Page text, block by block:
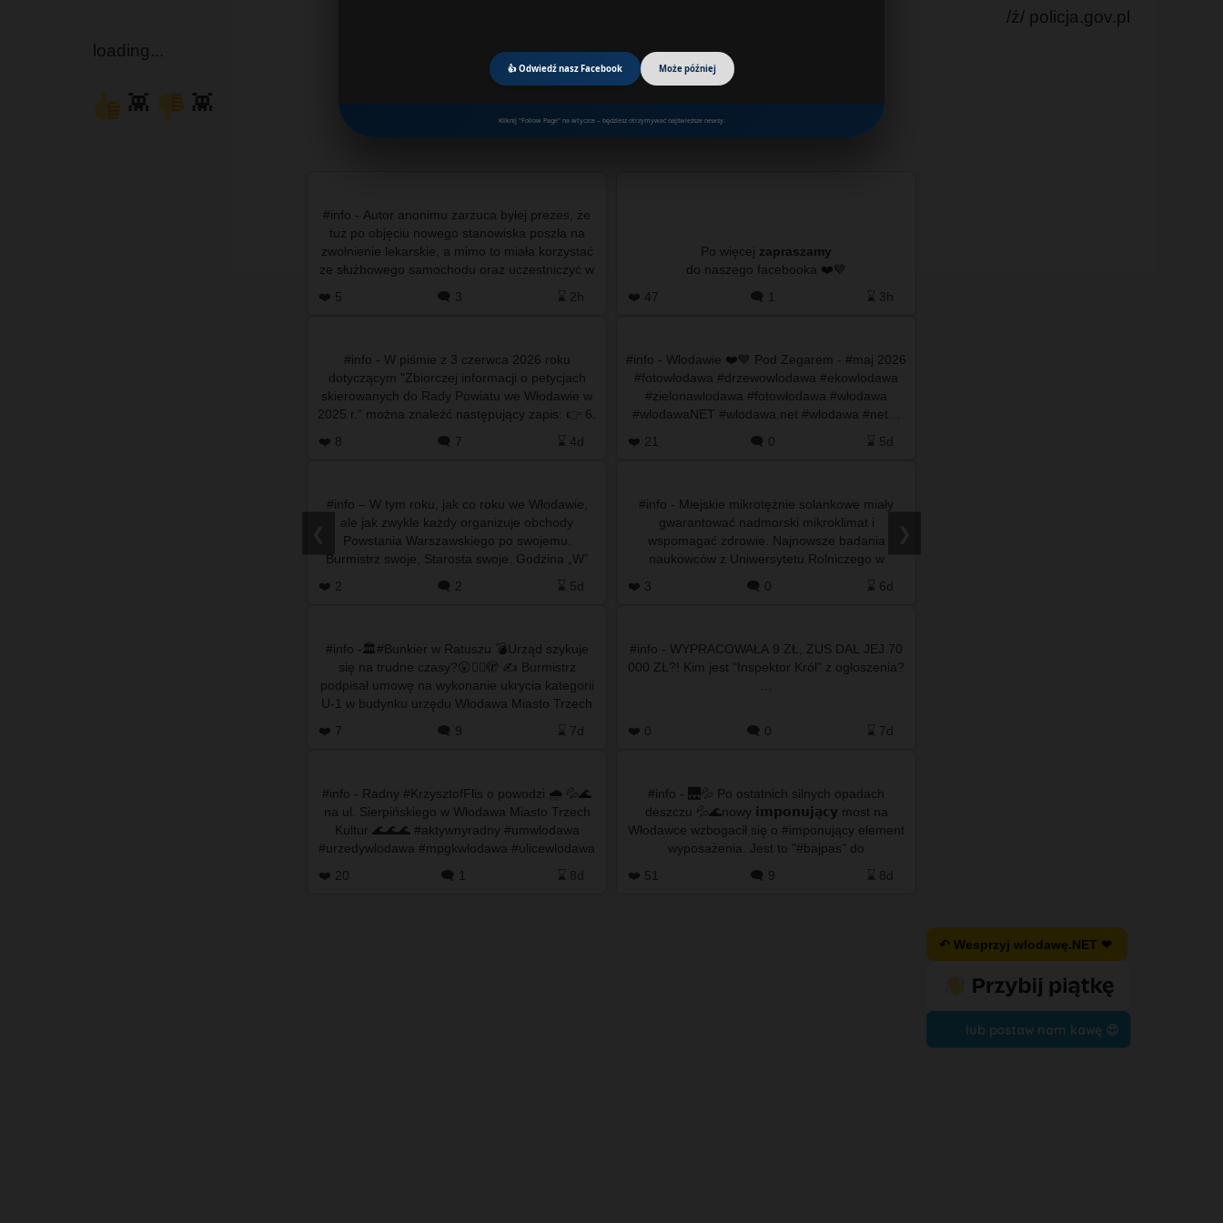
👍 Odwiedź nasz Facebook Może później
Kliknij "Follow Page" na wtyczce – będziesz otrzymywać najświeższe newsy.
/ź/ policja.gov.pl
loading...
👾 👾
#info - Autor anonimu zarzuca byłej prezes, że
tuż po objęciu nowego stanowiska poszła na
zwolnienie lekarskie, a mimo to miała korzystać
ze służbowego samochodu oraz uczestniczyć w
sesjach Sejmiku Wo…
❤️ 5 🗨️ 3 ⌛ 2h
Po więcej zapraszamy
do naszego facebooka ❤️💙
❤️ 47
🗨️ 1 ⌛ 3h
#info - W piśmie z 3 czerwca 2026 roku
dotyczącym "Zbiorczej informacji o petycjach
skierowanych do Rady Powiatu we Włodawie w
2025 r.” można znaleźć następujący zapis: 👉 6.
Petycja indywidualna w sp…
❤️ 8 🗨️ 7 ⌛ 4d
#info - Włodawie ❤️💙 Pod Zegarem - #maj 2026
#fotowlodawa #drzewowlodawa #ekowlodawa
#zielonawlodawa #fotowłodawa #włodawa
#wlodawaNET #wlodawa.net #wlodawa #net…
❤️ 21
🗨️ 0 ⌛ 5d
#info – W tym roku, jak co roku we Włodawie,
ale jak zwykle każdy organizuje obchody
Powstania Warszawskiego po swojemu.
Burmistrz swoje, Starosta swoje. Godzina „W”
ponownie będzie obchodzona w dwóch…
❤️ 2 🗨️ 2 ⌛ 5d
#info - Miejskie mikrotężnie solankowe miały
gwarantować nadmorski mikroklimat i
wspomagać zdrowie. Najnowsze badania
naukowców z Uniwersytetu Rolniczego w
Krakowie pokazują jednak całkowicie
odmienny…
❤️ 3 🗨️ 0 ⌛ 6d
#info -🏛️#Bunkier w Ratuszu 💣Urząd szykuje
się na trudne czasy?😲😵‍💫🫣 ✍️ Burmistrz
podpisał umowę na wykonanie ukrycia kategorii
U-1 w budynku urzędu Włodawa Miasto Trzech
Kultur ⬜🟩 Co oznacza U-1? 🤔 …
❤️ 7 🗨️ 9 ⌛ 7d
#info - WYPRACOWAŁA 9 ZŁ, ZUS DAŁ JEJ 70
000 ZŁ?! Kim jest "Inspektor Król" z ogłoszenia?
…
❤️ 0 🗨️ 0 ⌛ 7d
#info - Radny #KrzysztofFlis o powodzi 🌧️ 💦🌊
na ul. Sierpińskiego w Włodawa Miasto Trzech
Kultur 🌊🌊🌊 #aktywnyradny #umwlodawa
#urzedywlodawa #mpgkwlodawa #ulicewlodawa
#powodzwlodawa #włodawa #wloda…
❤️ 20 🗨️ 1 ⌛ 8d
#info - 🌉💦 Po ostatnich silnych opadach
deszczu 💦🌊nowy 𝗶𝗺𝗽𝗼𝗻𝘂𝗷𝗮̨𝗰𝘆 most na
Włodawce wzbogacił się o #imponujący element
wyposażenia. Jest to "#bajpas" do
odprowadzania nadmiaru spływającej wody z
Ko…
❤️ 51 🗨️ 9 ⌛ 8d
↶ Wesprzyj wlodawę.NET ❤
lub postaw nam kawę 😍